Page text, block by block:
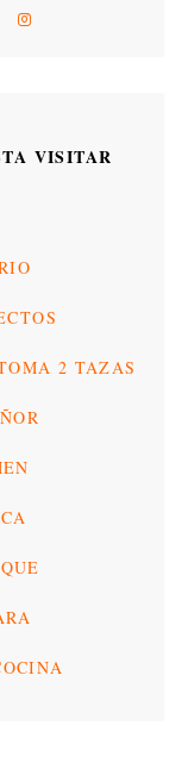
VISITAR
2 TAZAS